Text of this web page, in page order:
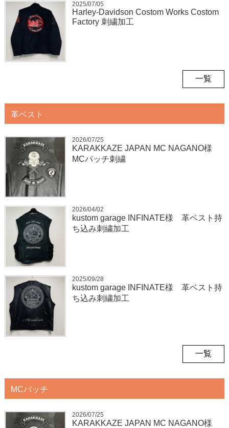
2025/07/05
Harley-Davidson Costom Works Costom
Factory 刺繍加工
一覧
革ベスト
2026/07/25
KARAKKAZE JAPAN MC NAGANO様
MCパッチ刺繍
2026/04/02
kustom garage INFINATE様 革ベスト持
ち込み刺繍加工
2025/09/28
kustom garage INFINATE様 革ベスト持
ち込み刺繍加工
一覧
MCパッチ
2026/07/25
KARAKKAZE JAPAN MC NAGANO様